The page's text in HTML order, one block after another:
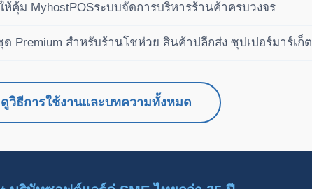
ห้คุ้ม MyhostPOSระบบจัดการบริหารร้านค้าครบวงจร
ด Premium สำหรับร้านโชห่วย สินค้าปลีกส่ง ซุปเปอร์มาร์เก็ต
ดูวิธีการใช้งานและบทความทั้งหมด